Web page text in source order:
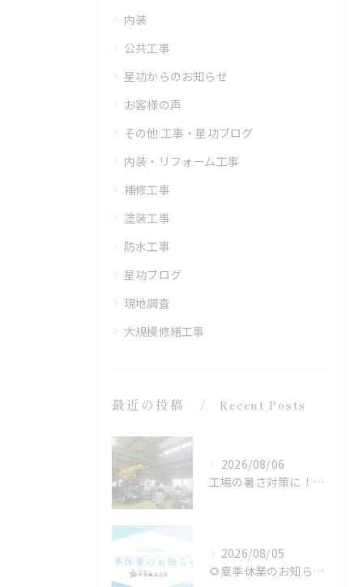
内装
公共工事
星功からのお知らせ
お客様の声
その他 工事・星功ブログ
内装・リフォーム工事
補修工事
塗装工事
防水工事
星功ブログ
現地調査
大規模修繕工事
最近の投稿 Recent Posts
2026/08/06
工場の暑さ対策に！遮熱塗料「アドクールAQUA」施工前の温度測定を設置
2026/08/05
🌻夏季休業のお知らせ🌻